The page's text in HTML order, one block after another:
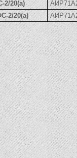
2/20(а)
2/20(а)